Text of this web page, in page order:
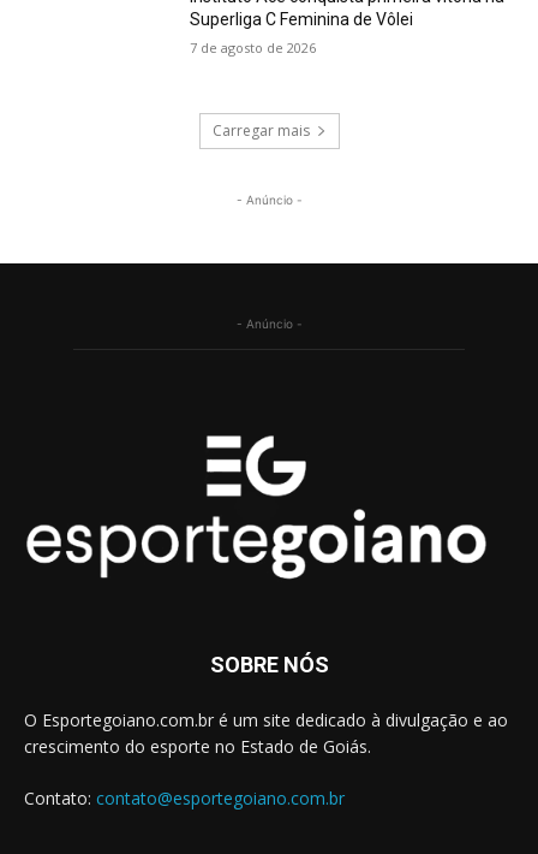
Superliga C Feminina de Vôlei
7 de agosto de 2026
Carregar mais
- Anúncio -
- Anúncio -
SOBRE NÓS
O Esportegoiano.com.br é um site dedicado à divulgação e ao
crescimento do esporte no Estado de Goiás.
Contato: contato@esportegoiano.com.br